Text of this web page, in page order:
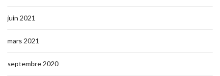
juin 2021
mars 2021
septembre 2020